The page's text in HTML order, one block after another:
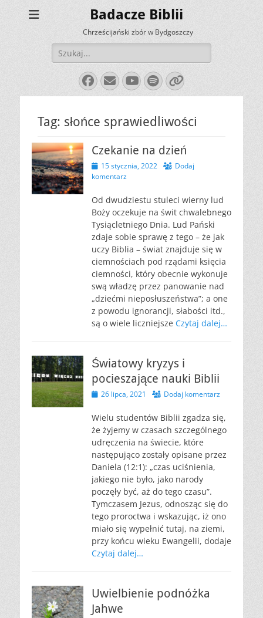
Badacze Biblii
Chrześcijański zbór w Bydgoszczy
Szukaj:
Facebook
E-
mail
YouTube
Spotify
Link
Tag: słońce sprawiedliwości
Czekanie na dzień
Opublikowano
15 stycznia, 2022
Dodaj
komentarz
Od dwudziestu stuleci wierny lud
Boży oczekuje na świt chwalebnego
Tysiącletniego Dnia. Lud Pański
zdaje sobie sprawę z tego – że jak
uczy Biblia – świat znajduje się w
ciemnościach pod rządami księcia
ciemności, który obecnie wykonuje
swą władzę przez panowanie nad
„dziećmi nieposłuszeństwa”; a one
z powodu ignorancji, słabości itd.,
są o wiele liczniejsze Czytaj dalej…
Światowy kryzys i
pocieszające nauki Biblii
Opublikowano
26 lipca, 2021 Dodaj komentarz
Wielu studentów Biblii zgadza się,
że żyjemy w czasach szczególnego
udręczenia na świecie, które
następująco zostały opisane przez
Daniela (12:1): „czas uciśnienia,
jakiego nie było, jako narody
poczęły być, aż do tego czasu”.
Tymczasem Jezus, odnosząc się do
tego proroctwa i wskazując, iż ono
miało się wypełnić tutaj, na ziemi,
przy końcu wieku Ewangelii, dodaje
Czytaj dalej…
Uwielbienie podnóżka
Jahwe